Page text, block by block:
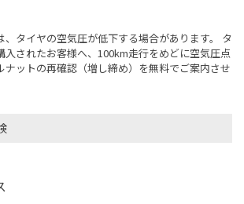
、タイヤの空気圧が低下する場合があります。 タ
入されたお客様へ、100km走行をめどに空気圧点
ナットの再確認（増し締め）を無料でご案内させ